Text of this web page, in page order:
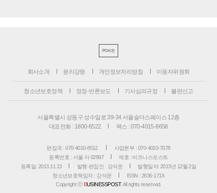
PC버전
회사소개 윤리강령 개인정보처리방침 이용자위원회
청소년보호정책 정정·반론보도 기사심의규정 불편신고
서울특별시 성동구 성수일로 39-34 서울숲더스페이스 12층
대표전화 : 1800-6522
팩스 : 070-4015-8658
편집국 : 070-4010-8512
사업본부 : 070-4010-7078
등록번호 : 서울 아 02897
제호 : 비즈니스포스트
등록일: 2013.11.13
발행·편집인 : 강석운
발행일자: 2013년 12월 2일
청소년보호책임자 : 강석운
ISSN : 2636-171X
Copyright ⓒ BUSINESSPOST. All rights reserved.